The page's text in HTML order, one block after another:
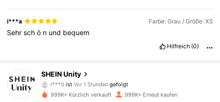
i***a Farbe: Grau / Größe: XS
Sehrschö n und bequem
Hilfreich (0)
SHEIN Unity
l***0istVor 1 Stunden
j***1ist am Durchsuchen
4,81
545K Follower
999K+ Kürzlich verkauft 999K+ Erneut kaufen